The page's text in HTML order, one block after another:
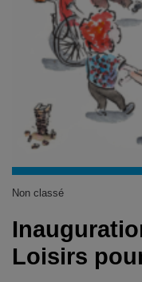
Non classé
Loisirs